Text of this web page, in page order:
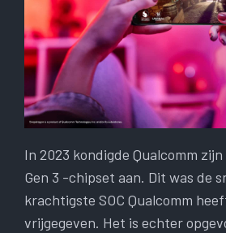
In 2023 kondigde Qualcomm
Gen 3 -chipset aan. Dit was de
krachtigste SOC Qualcomm
vrijgegeven. Het is echter